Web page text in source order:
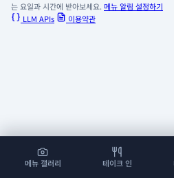
메뉴 갤러리 테이크 인
는 요일과 시간에 받아보세요. 메뉴 알림 설정하기
LLM APIs
이용약관